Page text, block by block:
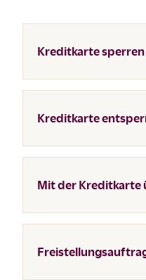
Kreditkarte sperren
Kreditkarte
Mit der Kreditkarte